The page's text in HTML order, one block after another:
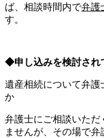
ば、相談時間内で弁護
す。
◆申し込みを検討さ
遺産相続について弁護
か
弁護士にご相談いた
ませんが、その場で